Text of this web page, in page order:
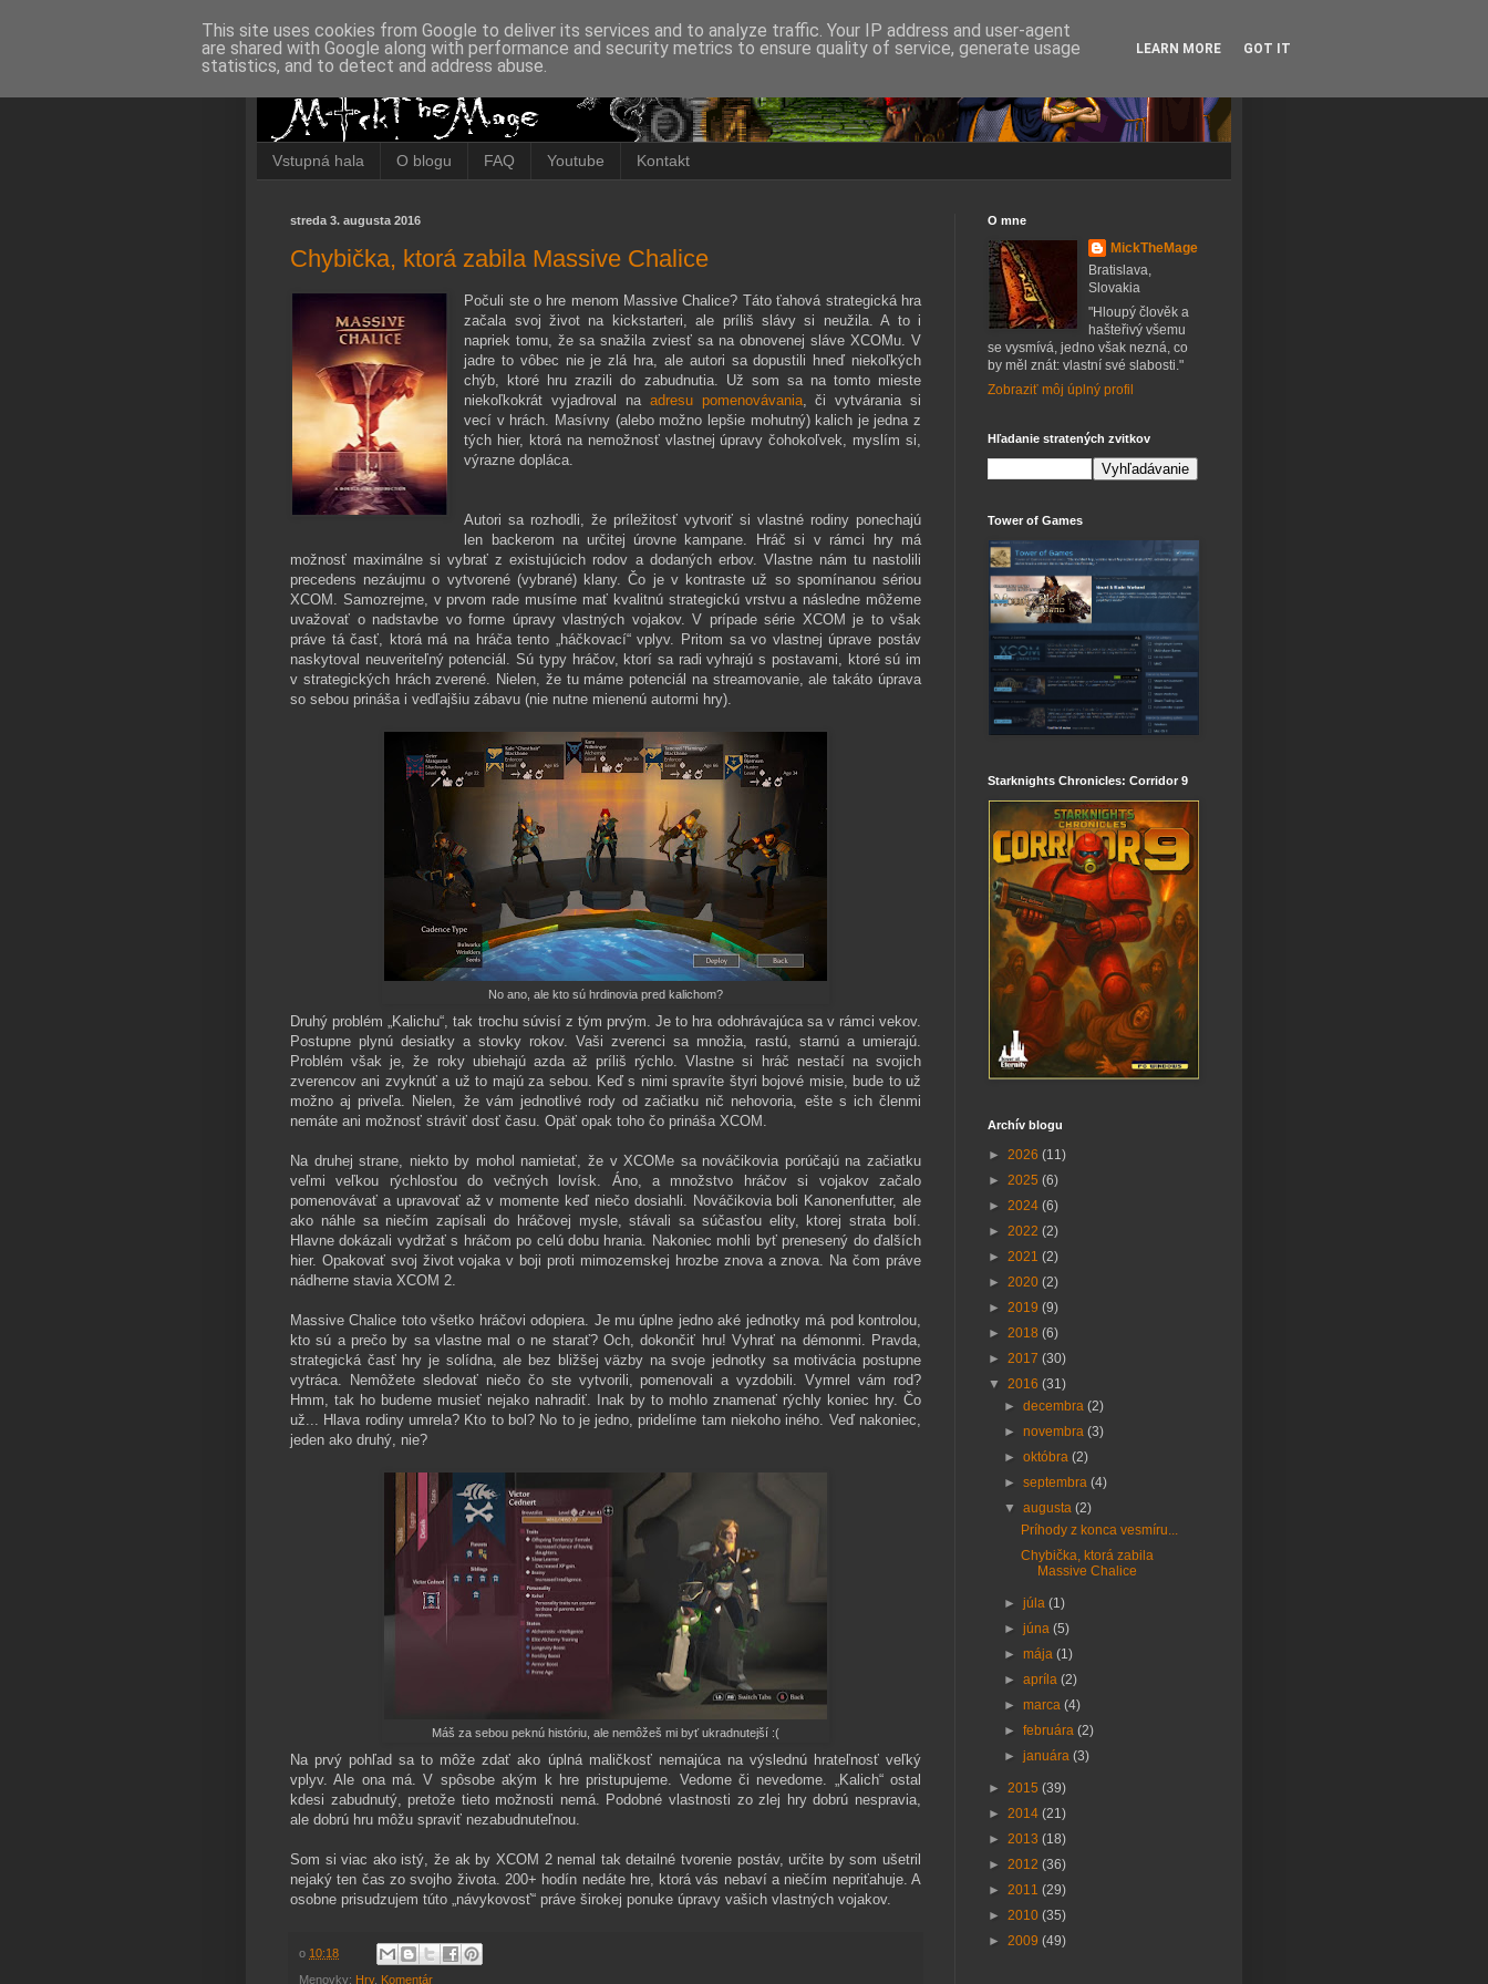
Vstupná hala O blogu FAQ Youtube Kontakt
streda 3. augusta 2016
Chybička, ktorá zabila Massive Chalice
Počuli ste o hre menom Massive Chalice? Táto ťahová strategická hra
začala svoj život na kickstarteri, ale príliš slávy si neužila. A to i
napriek tomu, že sa snažila zviesť sa na obnovenej sláve XCOMu. V
jadre to vôbec nie je zlá hra, ale autori sa dopustili hneď niekoľkých
chýb, ktoré hru zrazili do zabudnutia. Už som sa na tomto mieste
niekoľkokrát vyjadroval na adresu pomenovávania, či vytvárania si
vecí v hrách. Masívny (alebo možno lepšie mohutný) kalich je jedna z
tých hier, ktorá na nemožnosť vlastnej úpravy čohokoľvek, myslím si,
výrazne dopláca.
Autori sa rozhodli, že príležitosť vytvoriť si vlastné rodiny ponechajú
len backerom na určitej úrovne kampane. Hráč si v rámci hry má
možnosť maximálne si vybrať z existujúcich rodov a dodaných erbov. Vlastne nám tu nastolili
precedens nezáujmu o vytvorené (vybrané) klany. Čo je v kontraste už so spomínanou sériou
XCOM. Samozrejme, v prvom rade musíme mať kvalitnú strategickú vrstvu a následne môžeme
uvažovať o nadstavbe vo forme úpravy vlastných vojakov. V prípade série XCOM je to však
práve tá časť, ktorá má na hráča tento „háčkovací“ vplyv. Pritom sa vo vlastnej úprave postáv
naskytoval neuveriteľný potenciál. Sú typy hráčov, ktorí sa radi vyhrajú s postavami, ktoré sú im
v strategických hrách zverené. Nielen, že tu máme potenciál na streamovanie, ale takáto úprava
so sebou prináša i vedľajšiu zábavu (nie nutne mienenú autormi hry).
No ano, ale kto sú hrdinovia pred kalichom?
Druhý problém „Kalichu“, tak trochu súvisí z tým prvým. Je to hra odohrávajúca sa v rámci vekov.
Postupne plynú desiatky a stovky rokov. Vaši zverenci sa množia, rastú, starnú a umierajú.
Problém však je, že roky ubiehajú azda až príliš rýchlo. Vlastne si hráč nestačí na svojich
zverencov ani zvyknúť a už to majú za sebou. Keď s nimi spravíte štyri bojové misie, bude to už
možno aj priveľa. Nielen, že vám jednotlivé rody od začiatku nič nehovoria, ešte s ich členmi
nemáte ani možnosť stráviť dosť času. Opäť opak toho čo prináša XCOM.
Na druhej strane, niekto by mohol namietať, že v XCOMe sa nováčikovia porúčajú na začiatku
veľmi veľkou rýchlosťou do večných lovísk. Áno, a množstvo hráčov si vojakov začalo
pomenovávať a upravovať až v momente keď niečo dosiahli. Nováčikovia boli Kanonenfutter, ale
ako náhle sa niečím zapísali do hráčovej mysle, stávali sa súčasťou elity, ktorej strata bolí.
Hlavne dokázali vydržať s hráčom po celú dobu hrania. Nakoniec mohli byť prenesený do ďalších
hier. Opakovať svoj život vojaka v boji proti mimozemskej hrozbe znova a znova. Na čom práve
nádherne stavia XCOM 2.
Massive Chalice toto všetko hráčovi odopiera. Je mu úplne jedno aké jednotky má pod kontrolou,
kto sú a prečo by sa vlastne mal o ne starať? Och, dokončiť hru! Vyhrať na démonmi. Pravda,
strategická časť hry je solídna, ale bez bližšej väzby na svoje jednotky sa motivácia postupne
vytráca. Nemôžete sledovať niečo čo ste vytvorili, pomenovali a vyzdobili. Vymrel vám rod?
Hmm, tak ho budeme musieť nejako nahradiť. Inak by to mohlo znamenať rýchly koniec hry. Čo
už... Hlava rodiny umrela? Kto to bol? No to je jedno, pridelíme tam niekoho iného. Veď nakoniec,
jeden ako druhý, nie?
Máš za sebou peknú históriu, ale nemôžeš mi byť ukradnutejší :(
Na prvý pohľad sa to môže zdať ako úplná maličkosť nemajúca na výslednú hrateľnosť veľký
vplyv. Ale ona má. V spôsobe akým k hre pristupujeme. Vedome či nevedome. „Kalich“ ostal
kdesi zabudnutý, pretože tieto možnosti nemá. Podobné vlastnosti zo zlej hry dobrú nespravia,
ale dobrú hru môžu spraviť nezabudnuteľnou.
Som si viac ako istý, že ak by XCOM 2 nemal tak detailné tvorenie postáv, určite by som ušetril
nejaký ten čas zo svojho života. 200+ hodín nedáte hre, ktorá vás nebaví a niečím nepriťahuje. A
osobne prisudzujem túto „návykovosť“ práve širokej ponuke úpravy vašich vlastných vojakov.
o 10:18
Menovky: Hry, Komentár
O mne
MickTheMage
Bratislava,
Slovakia
"Hloupý člověk a
hašteřivý všemu
se vysmívá, jedno však nezná, co
by měl znát: vlastní své slabosti."
Zobraziť môj úplný profil
Hľadanie stratených zvitkov
Tower of Games
Starknights Chronicles: Corridor 9
Archív blogu
► 2026 (11)
► 2025 (6)
► 2024 (6)
► 2022 (2)
► 2021 (2)
► 2020 (2)
► 2019 (9)
► 2018 (6)
► 2017 (30)
▼ 2016 (31)
►decembra(2)
►novembra(3)
►októbra(2)
►septembra(4)
▼augusta(2)
Príhody z konca vesmíru...
Chybička, ktorá zabila
Massive Chalice
►júla(1)
►júna(5)
►mája(1)
►apríla(2)
►marca(4)
►februára(2)
►januára(3)
► 2015 (39)
► 2014 (21)
► 2013 (18)
► 2012 (36)
► 2011 (29)
► 2010 (35)
► 2009 (49)
This site uses cookies from Google to deliver its services and to analyze traffic. Your IP address and user-agent
are shared with Google along with performance and security metrics to ensure quality of service, generate usage
statistics, and to detect and address abuse.
LEARN MORE GOT IT